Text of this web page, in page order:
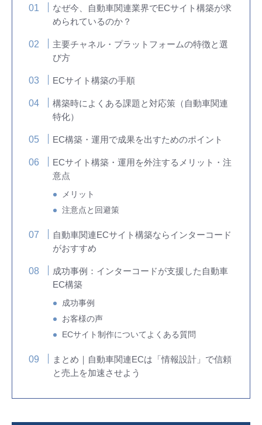
なぜ今、自動車関連業界でECサイト構築が求
められているのか？
主要チャネル・プラットフォームの特徴と選
び方
ECサイト構築の手順
構築時によくある課題と対応策（自動車関連
特化）
EC構築・運用で成果を出すためのポイント
ECサイト構築・運用を外注するメリット・注
意点
メリット
注意点と回避策
自動車関連ECサイト構築ならインターコード
がおすすめ
成功事例：インターコードが支援した自動車
EC構築
成功事例
お客様の声
ECサイト制作についてよくある質問
まとめ｜自動車関連ECは「情報設計」で信頼
と売上を加速させよう